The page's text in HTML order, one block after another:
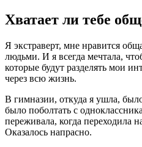
Хватает ли тебе
Я экстраверт, мне нравится
людьми. И я всегда мечтала,
которые будут разделять мои
через всю жизнь.
В гимназии, откуда я ушла,
было поболтать с
переживала, когда переходила
Оказалось напрасно.